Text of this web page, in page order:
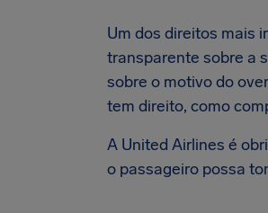
Um dos direitos mais
transparente sobre a
sobre o motivo do
tem direito, como
A United Airlines é
o passageiro possa